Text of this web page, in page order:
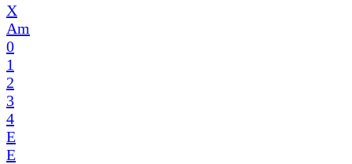
X
Am
0
1
2
3
4
E
E